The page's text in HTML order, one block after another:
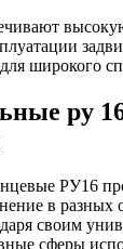
широкого
ру
РУ16
в разных
своим
сферы